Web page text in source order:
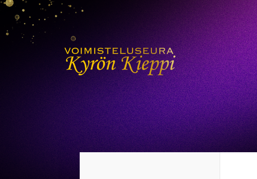
Siirry
sivun
sisältöön
Voimisteluseura Kyrön Kieppi